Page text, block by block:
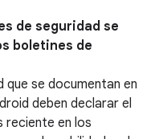
de seguridad se
boletines de
que se documentan en
deben declarar el
reciente en los